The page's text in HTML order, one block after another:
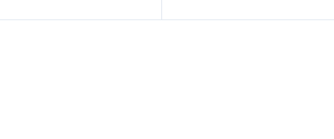
kolem eDO, fondu
pravidel pro emise a